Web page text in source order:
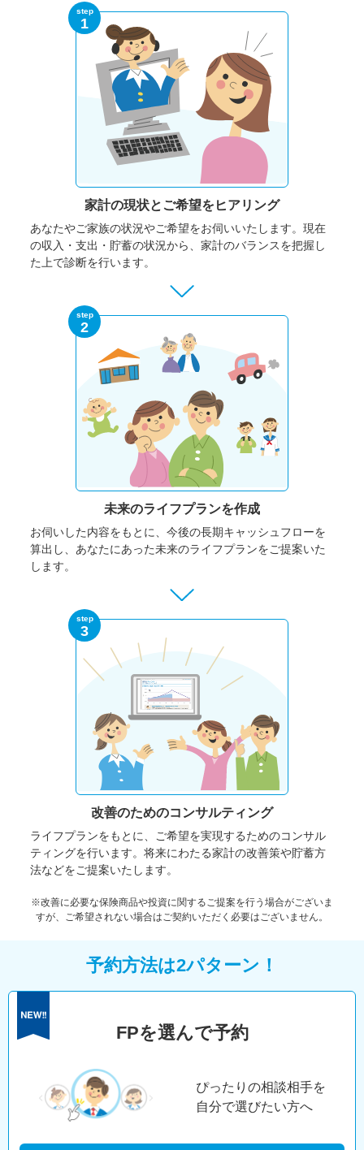
step
1
家計の現状と ご希望をヒアリング
あなたやご家族の状況やご希望をお伺いいたします。 現在
の収入・支出・貯蓄の状況から、家計のバランスを把握し
た上で診断を行います。
step
2
未来のライフプランを作成
お伺いした内容をもとに、今後の長期キャッシュフローを
算出し、あなたにあった未来のライフプランをご提案いた
します。
step
3
改善のためのコンサルティング
ライフプランをもとに、ご希望を実現するためのコンサル
ティングを行います。将来にわたる家計の改善策や貯蓄方
法などをご提案いたします。
※改善に必要な保険商品や投資に関するご提案を行う場合がございま
すが、ご希望されない場合はご契約いただく必要はございません。
予約方法は2パターン！
FPを選んで予約
ぴったりの相談相手を
自分で選びたい方へ